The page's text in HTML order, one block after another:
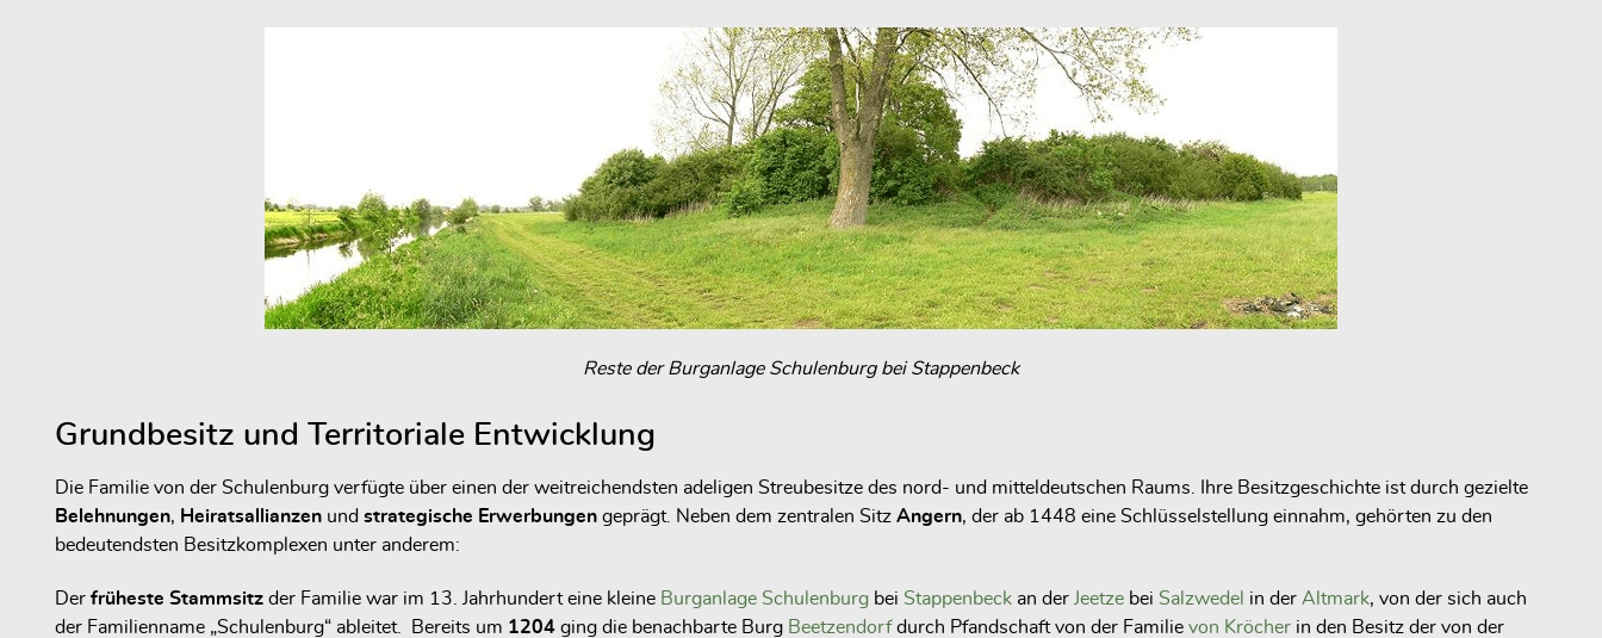
Reste der Burganlage Schulenburg bei Stappenbeck
Grundbesitz und Territoriale Entwicklung
Die Familie von der Schulenburg verfügte über einen der weitreichendsten adeligen Streubesitze des nord- und mitteldeutschen Raums. Ihre Besitzgeschichte ist durch gezielte
Belehnungen, Heiratsallianzen und strategische Erwerbungen geprägt. Neben dem zentralen Sitz Angern, der ab 1448 eine Schlüsselstellung einnahm, gehörten zu den
bedeutendsten Besitzkomplexen unter anderem:
Der früheste Stammsitz der Familie war im 13. Jahrhundert eine kleine Burganlage Schulenburg bei Stappenbeck an der Jeetze bei Salzwedel in der Altmark, von der sich auch
der Familienname „Schulenburg“ ableitet. Bereits um 1204 ging die benachbarte Burg Beetzendorfdurch Pfandschaft von der Familie von Kröcher in den Besitz der von der